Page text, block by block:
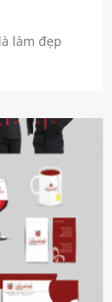
làm đẹp